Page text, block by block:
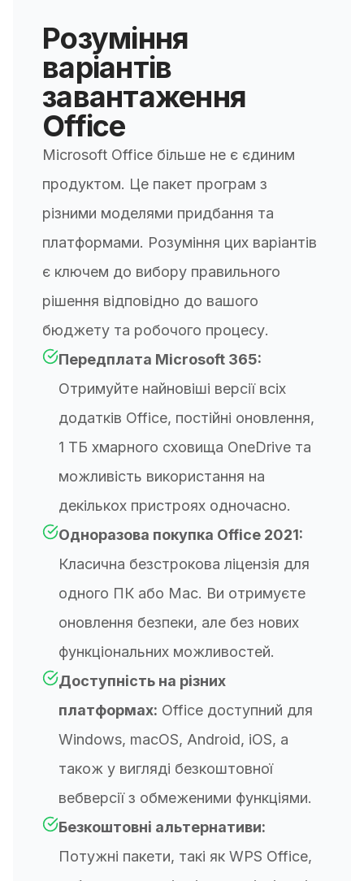
Розуміння
варіантів
завантаження
Office
Microsoft Office більше не є єдиним
продуктом. Це пакет програм з
різними моделями придбання та
платформами. Розуміння цих варіантів
є ключем до вибору правильного
рішення відповідно до вашого
бюджету та робочого процесу.
Передплата Microsoft 365:
Отримуйте найновіші версії всіх
додатків Office, постійні оновлення,
1 ТБ хмарного сховища OneDrive та
можливість використання на
декількох пристроях одночасно.
Одноразова покупка Office 2021:
Класична безстрокова ліцензія для
одного ПК або Mac. Ви отримуєте
оновлення безпеки, але без нових
функціональних можливостей.
Доступність на різних
платформах: Office доступний для
Windows, macOS, Android, iOS, а
також у вигляді безкоштовної
вебверсії з обмеженими функціями.
Безкоштовні альтернативи:
Потужні пакети, такі як WPS Office,